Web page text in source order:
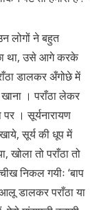
लोगों ने बहुत
था, उसे आगे करके
डालकर अँगोछे में
। पराँठा लेकर
। सूर्यनारायण
सूर्य की धूप में
खोला तो पराँठा तो
निकल गयीः ‘बाप
आलू डालकर पराँठा या